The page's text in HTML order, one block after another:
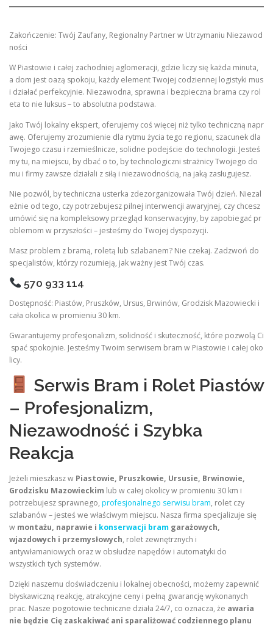
Zakończenie: Twój Zaufany, Regionalny Partner w Utrzymaniu Niezawod
ności
W Piastowie i całej zachodniej aglomeracji, gdzie liczy się każda minuta,
a dom jest oazą spokoju, każdy element Twojej codziennej logistyki mus
i działać perfekcyjnie. Niezawodna, sprawna i bezpieczna brama czy rol
eta to nie luksus – to absolutna podstawa.
Jako Twój lokalny ekspert, oferujemy coś więcej niż tylko techniczną napr
awę. Oferujemy zrozumienie dla rytmu życia tego regionu, szacunek dla
Twojego czasu i rzemieślnicze, solidne podejście do technologii. Jesteś
my tu, na miejscu, by dbać o to, by technologiczni strażnicy Twojego do
mu i firmy zawsze działali z siłą i niezawodnością, na jaką zasługujesz.
Nie pozwól, by techniczna usterka zdezorganizowała Twój dzień. Niezal
eżnie od tego, czy potrzebujesz pilnej interwencji awaryjnej, czy chcesz
umówić się na kompleksowy przegląd konserwacyjny, by zapobiegać pr
oblemom w przyszłości – jesteśmy do Twojej dyspozycji.
Masz problem z bramą, roletą lub szlabanem? Nie czekaj. Zadzwoń do
specjalistów, którzy rozumieją, jak ważny jest Twój czas.
570 933 114
Dostępność: Piastów, Pruszków, Ursus, Brwinów, Grodzisk Mazowiecki i
cała okolica w promieniu 30 km.
Gwarantujemy profesjonalizm, solidność i skuteczność, które pozwolą Ci
spać spokojnie. Jesteśmy Twoim serwisem bram w Piastowie i całej oko
licy.
Serwis Bram i Rolet Piastów
– Profesjonalizm,
Niezawodność i Szybka
Reakcja
Jeżeli mieszkasz w Piastowie, Pruszkowie, Ursusie, Brwinowie,
Grodzisku Mazowieckim lub w całej okolicy w promieniu 30 km i
potrzebujesz sprawnego, profesjonalnego serwisu bram, rolet czy
szlabanów – jesteś we właściwym miejscu. Nasza firma specjalizuje się
w montażu, naprawie i konserwacji bram garażowych,
wjazdowych i przemysłowych, rolet zewnętrznych i
antywłamaniowych oraz w obsłudze napędów i automatyki do
wszystkich tych systemów.
Dzięki naszemu doświadczeniu i lokalnej obecności, możemy zapewnić
błyskawiczną reakcję, atrakcyjne ceny i pełną gwarancję wykonanych
prac. Nasze pogotowie techniczne działa 24/7, co oznacza, że awaria
nie będzie Cię zaskakiwać ani sparaliżować codziennego planu